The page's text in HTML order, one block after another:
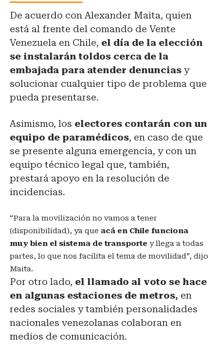
De acuerdo con Alexander Maita, quien
está al frente del comando de Vente
Venezuela en Chile, el día de la elección
se instalarán toldos cerca de la
embajada para atender denuncias y
solucionar cualquier tipo de problema que
pueda presentarse.
Asimismo, los electores contarán con un
equipo de paramédicos, en caso de que
se presente alguna emergencia, y con un
equipo técnico legal que, también,
prestará apoyo en la resolución de
incidencias.
“Para la movilización no vamos a tener
(disponibilidad), ya que acá en Chile funciona
muy bien el sistema de transporte y llega a todas
partes, lo que nos facilita el tema de movilidad”, dijo
Maita.
Por otro lado, el llamado al voto se hace
en algunas estaciones de metros, en
redes sociales y también personalidades
nacionales venezolanas colaboran en
medios de comunicación.